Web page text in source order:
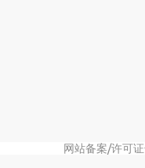
网站备案/许可